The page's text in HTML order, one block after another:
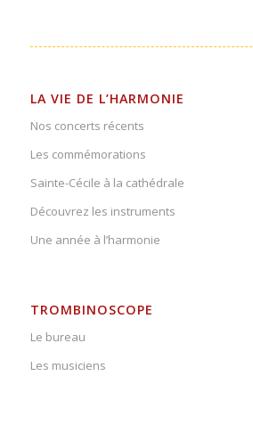
LA VIE DE L’HARMONIE
Nos concerts récents
Les commémorations
Sainte-Cécile à la cathédrale
Découvrez les instruments
Une année à l’harmonie
TROMBINOSCOPE
Le bureau
Les musiciens